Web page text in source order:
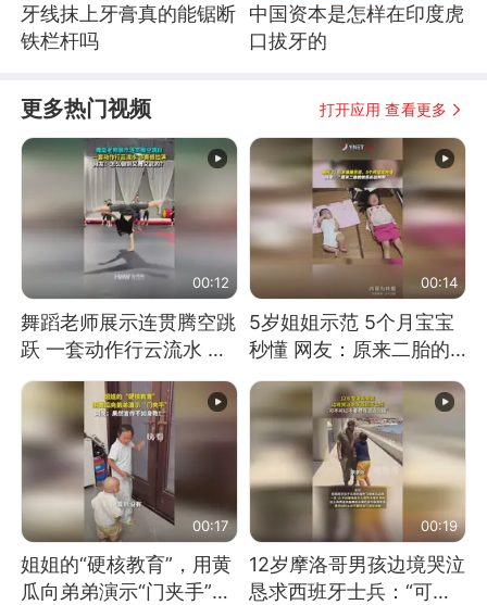
牙线抹上牙膏真的能锯断
铁栏杆吗
中国资本是怎样在印度虎
口拔牙的
更多热门视频 打开应用 查看更多
00:12
舞蹈老师展示连贯腾空跳
跃 一套动作行云流水 节
奏感拉满 网友：怎么做
到又舞又武的？
00:14
5岁姐姐示范 5个月宝宝
秒懂 网友：原来二胎的
快乐长这样
00:17
姐姐的“硬核教育”，用黄
瓜向弟弟演示“门夹手”，
00:19
12岁摩洛哥男孩边境哭泣
恳求西班牙士兵：“可不